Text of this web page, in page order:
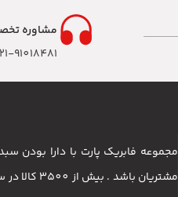
مشاوره
۰۲۱-
مجموعه فابریک پارت با دارا بودن
مشتریان